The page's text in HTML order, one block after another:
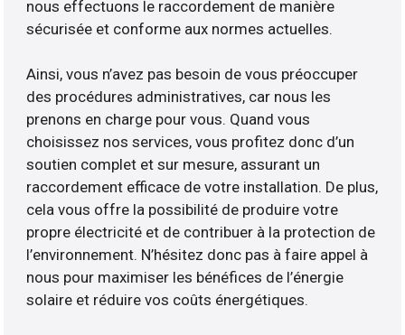
nous effectuons le raccordement de manière
sécurisée et conforme aux normes actuelles.
Ainsi, vous n’avez pas besoin de vous préoccuper
des procédures administratives, car nous les
prenons en charge pour vous. Quand vous
choisissez nos services, vous profitez donc d’un
soutien complet et sur mesure, assurant un
raccordement efficace de votre installation. De plus,
cela vous offre la possibilité de produire votre
propre électricité et de contribuer à la protection de
l’environnement. N’hésitez donc pas à faire appel à
nous pour maximiser les bénéfices de l’énergie
solaire et réduire vos coûts énergétiques.